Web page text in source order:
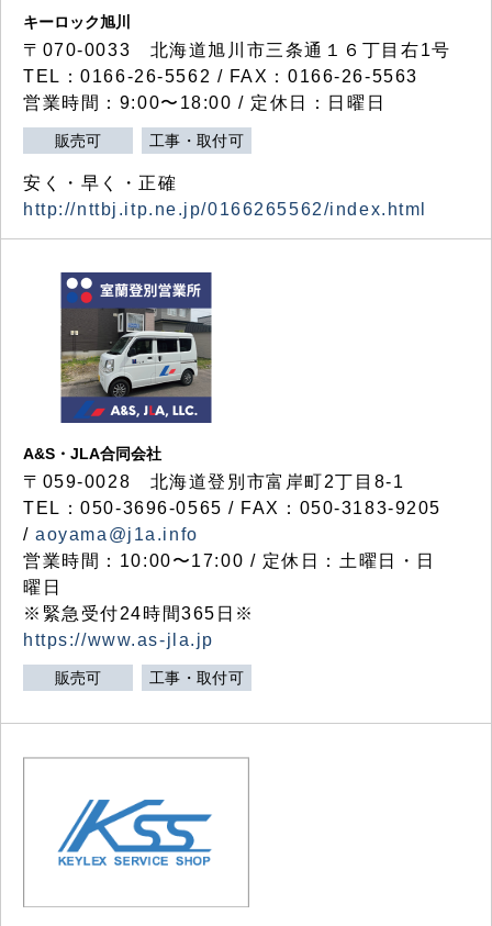
キーロック旭川
〒070-0033 北海道旭川市三条通１６丁目右1号
TEL：0166-26-5562 / FAX：0166-26-5563
営業時間：9:00〜18:00 / 定休日：日曜日
販売可 工事・取付可
安く・早く・正確
http://nttbj.itp.ne.jp/0166265562/index.html
A&S・JLA合同会社
〒 059-0028 北海道登別市富岸町2丁目 8-1
TEL：050-3696-0565 / FAX：050-3183-9205
/aoyama@j1a.info
営業時間：10:00〜17:00 / 定休日：土曜日・日
曜日
※緊急受付24時間365日※
https://www.as-jla.jp
販売可 工事・取付可